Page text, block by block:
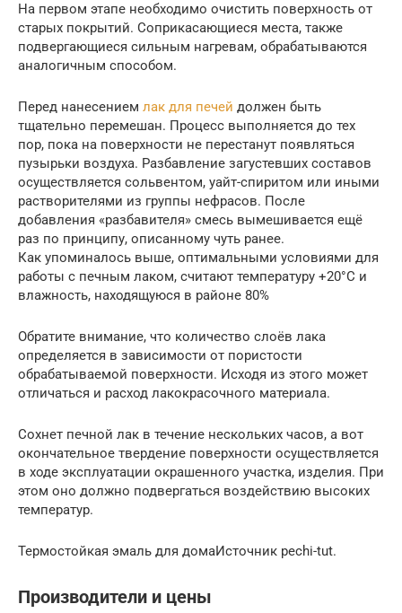
На первом этапе необходимо очистить поверхность от
старых покрытий. Соприкасающиеся места, также
подвергающиеся сильным нагревам, обрабатываются
аналогичным способом.
Перед нанесением лак для печей должен быть
тщательно перемешан. Процесс выполняется до тех
пор, пока на поверхности не перестанут появляться
пузырьки воздуха. Разбавление загустевших составов
осуществляется сольвентом, уайт-спиритом или иными
растворителями из группы нефрасов. После
добавления «разбавителя» смесь вымешивается ещё
раз по принципу, описанному чуть ранее.
Как упоминалось выше, оптимальными условиями для
работы с печным лаком, считают температуру +20°С и
влажность, находящуюся в районе 80%
Обратите внимание, что количество слоёв лака
определяется в зависимости от пористости
обрабатываемой поверхности. Исходя из этого может
отличаться и расход лакокрасочного материала.
Сохнет печной лак в течение нескольких часов, а вот
окончательное твердение поверхности осуществляется
в ходе эксплуатации окрашенного участка, изделия. При
этом оно должно подвергаться воздействию высоких
температур.
Термостойкая эмаль для домаИсточник pechi-tut.
Производители и цены